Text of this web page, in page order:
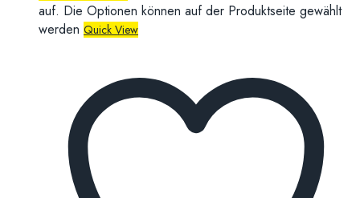
auf. Die Optionen können auf der Produktseite gewählt
werden Quick View